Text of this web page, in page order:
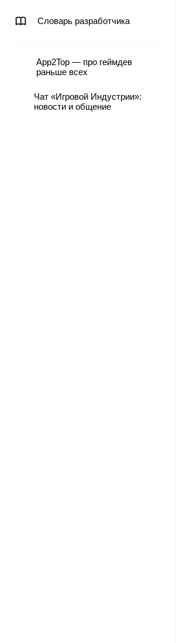
Словарь разработчика
App2Top — про геймдев
раньше всех
Чат «Игровой Индустрии»:
новости и общение